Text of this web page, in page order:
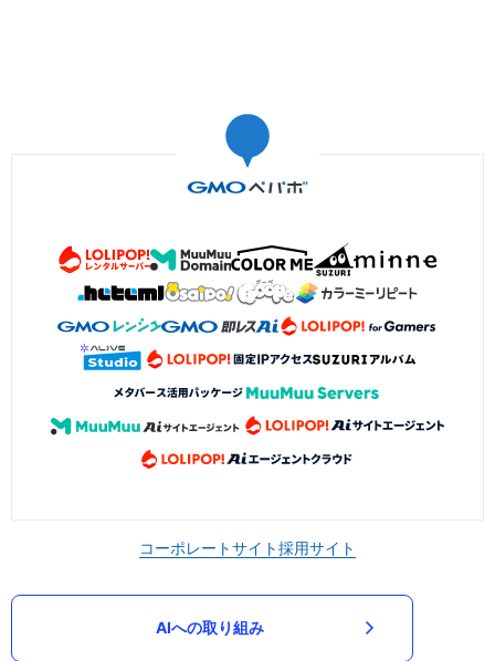
コーポレートサイト採用サイト
AIへの取り組み